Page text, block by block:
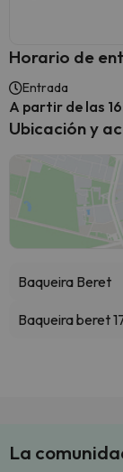
Horario de
Entrada
A partir de las
Ubicación y
Baqueira Beret
Baqueira beret
La